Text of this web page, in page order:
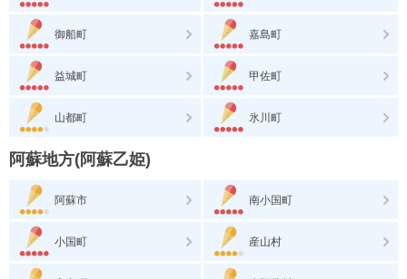
御船町 嘉島町
益城町 甲佐町
山都町 氷川町
阿蘇地方(阿蘇乙姫)
阿蘇市 南小国町
小国町 産山村